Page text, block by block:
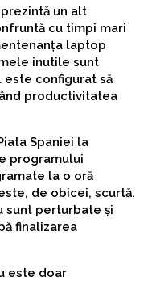
un alt
cu timpi mari
laptop
inutile sunt
configurat să
productivitatea
Spaniei la
programului
la o oră
de obicei, scurtă.
perturbate și
finalizarea
este doar